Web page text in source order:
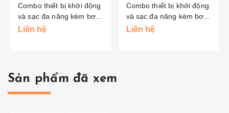
Combo thiết bị khởi động
và sạc đa năng kèm bơm
Vision
Liên hệ
Combo thiết bị khởi động
và sạc đa năng kèm bơm
Vision
Liên hệ
Sản phẩm đã xem